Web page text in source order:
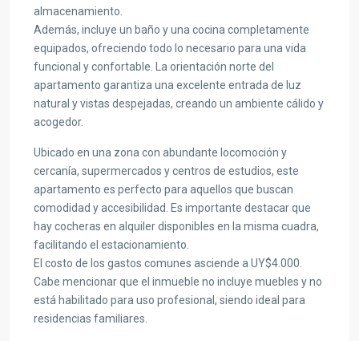
almacenamiento.
Además, incluye un baño y una cocina completamente
equipados, ofreciendo todo lo necesario para una vida
funcional y confortable. La orientación norte del
apartamento garantiza una excelente entrada de luz
natural y vistas despejadas, creando un ambiente cálido y
acogedor.
Ubicado en una zona con abundante locomoción y
cercanía, supermercados y centros de estudios, este
apartamento es perfecto para aquellos que buscan
comodidad y accesibilidad. Es importante destacar que
hay cocheras en alquiler disponibles en la misma cuadra,
facilitando el estacionamiento.
El costo de los gastos comunes asciende a UY$4.000.
Cabe mencionar que el inmueble no incluye muebles y no
está habilitado para uso profesional, siendo ideal para
residencias familiares.